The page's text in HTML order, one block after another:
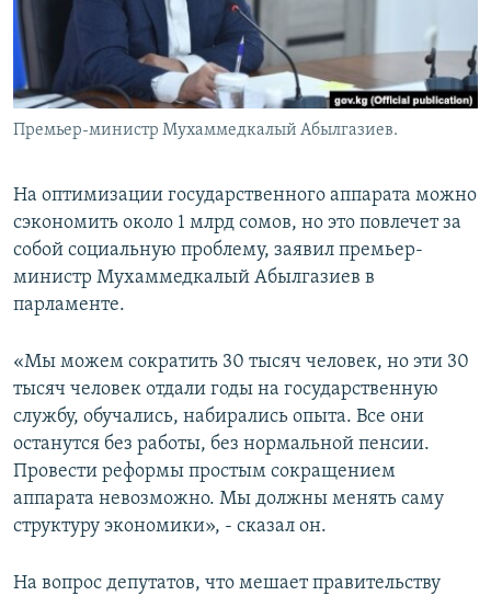
Премьер-министр Мухаммедкалый Абылгазиев.
На оптимизации государственного аппарата можно
сэкономить около 1 млрд сомов, но это повлечет за
собой социальную проблему, заявил премьер-
министр Мухаммедкалый Абылгазиев в
парламенте.
«Мы можем сократить 30 тысяч человек, но эти 30
тысяч человек отдали годы на государственную
службу, обучались, набирались опыта. Все они
останутся без работы, без нормальной пенсии.
Провести реформы простым сокращением
аппарата невозможно. Мы должны менять саму
структуру экономики», - сказал он.
На вопрос депутатов, что мешает правительству